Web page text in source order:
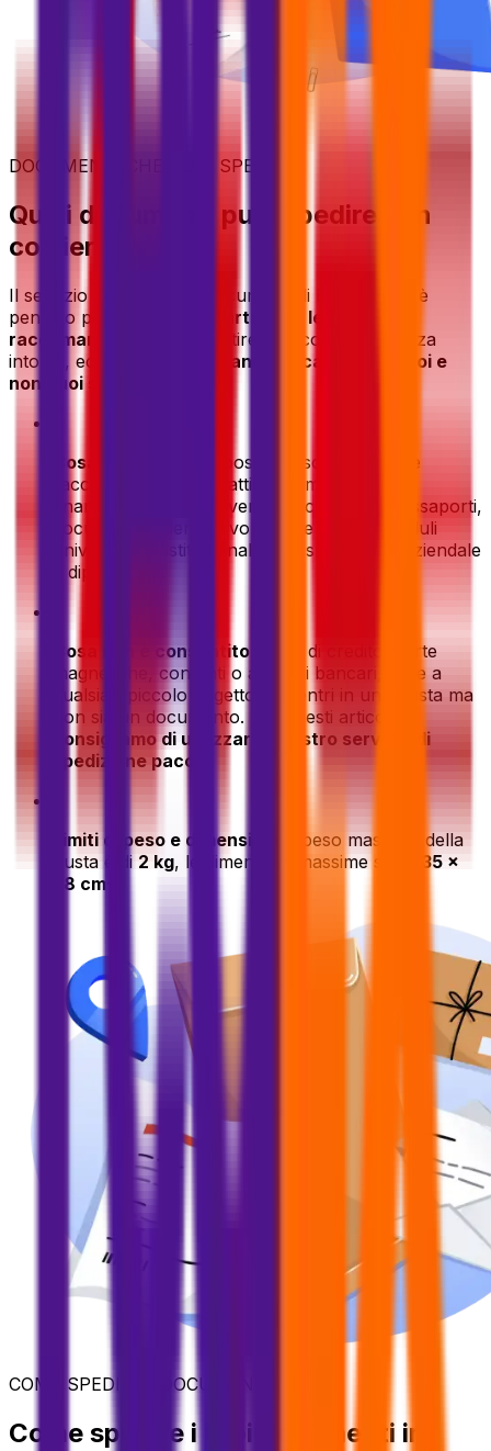
DOCUMENTI CHE PUOI SPEDIRE
Quali documenti puoi spedire con
corriere?
Il servizio di spedizione documenti di Eurosender è
pensato per
documenti cartacei
lettere
raccomandate
. Per garantire una consegna senza
intoppi, ecco una
rapida panoramica di cosa puoi e
non puoi spedire
Cosa è consentito
: posta personale, lettere
raccomandate, contratti, documenti legali e
finanziari, diplomi universitari, certificati, passaporti,
documenti d'identità, volantini e poster, moduli
universitari o istituzionali, corrispondenza aziendale
e diplomatica.
Cosa non è consentito : carte di credito, carte
magnetiche, contanti o assegni bancari, oltre a
qualsiasi piccolo oggetto che entri in una busta ma
non sia un documento. Per questi articoli,
consigliamo di utilizzare il nostro servizio di
spedizione pacchi
Limiti di peso e dimensioni
: il peso massimo della
busta è di2 kg, le dimensioni massime sono
35 x
28 cm
COME SPEDIRE I DOCUMENTI
Come spedire i tuoi documenti in